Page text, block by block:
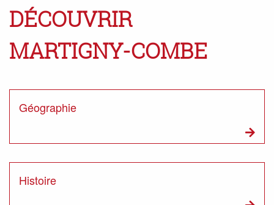
DÉCOUVRIR
MARTIGNY-COMBE
Géographie
Histoire